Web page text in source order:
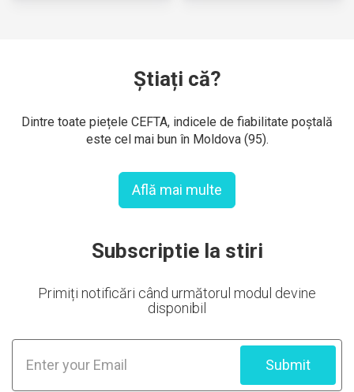
Știați că?
Dintre toate piețele CEFTA, indicele de fiabilitate poștală
este cel mai bun în Moldova (95).
Află mai multe
Subscriptie la stiri
Primiți notificări când următorul modul devine
disponibil
Submit